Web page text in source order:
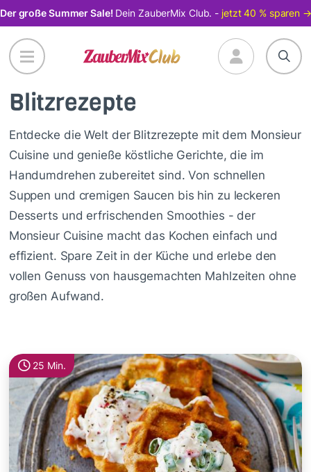
Direkt
zum
Inhalt
Der große Summer Sale! Dein ZauberMix Club. - jetzt 40 % sparen →
Blitzrezepte
Entdecke die Welt der Blitzrezepte mit dem Monsieur
Cuisine und genieße köstliche Gerichte, die im
Handumdrehen zubereitet sind. Von schnellen
Suppen und cremigen Saucen bis hin zu leckeren
Desserts und erfrischenden Smoothies - der
Monsieur Cuisine macht das Kochen einfach und
effizient. Spare Zeit in der Küche und erlebe den
vollen Genuss von hausgemachten Mahlzeiten ohne
großen Aufwand.
25 Min.